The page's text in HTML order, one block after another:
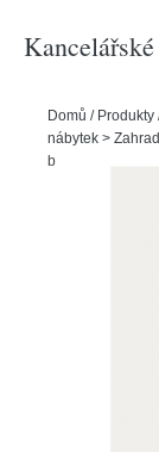
Domů / Produkty
nábytek >
barvě Dandara –